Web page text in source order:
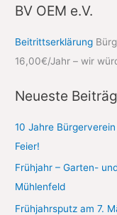
c
e
n
a
BV OEM e.V.
Beitrittserklärung
16,00€/Jahr – wir
Neueste
10 Jahre
Feier!
Frühjahr – Garten-
Mühlenfeld
Frühjahrsputz am 7.